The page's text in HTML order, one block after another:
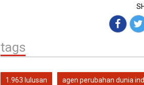
tags
1.963 lulusan agen perubahan dunia